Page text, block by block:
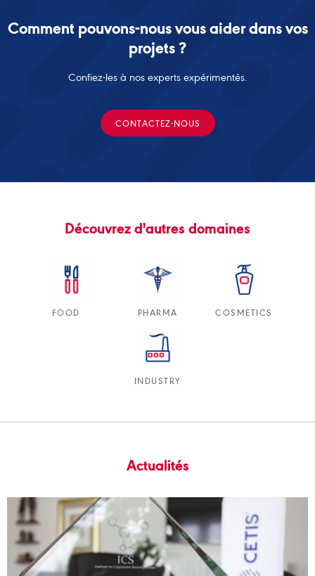
Comment pouvons-nous vous aider dans vos
projets ?
Confiez-les à nos experts expérimentés.
CONTACTEZ-NOUS
Découvrez d'autres domaines
FOOD PHARMA COSMETICS
INDUSTRY
Actualités